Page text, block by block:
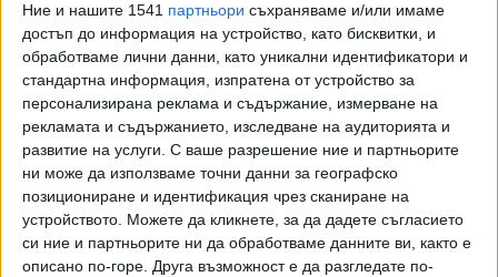
Ние и нашите 1541 партньори съхраняваме и/или имаме
достъп до информация на устройство, като бисквитки, и
обработваме лични данни, като уникални идентификатори и
стандартна информация, изпратена от устройство за
персонализирана реклама и съдържание, измерване на
рекламата и съдържанието, изследване на аудиторията и
развитие на услуги. С ваше разрешение ние и партньорите
ни може да използваме точни данни за географско
позициониране и идентификация чрез сканиране на
устройството. Можете да кликнете, за да дадете съгласието
си ние и партньорите ни да обработваме данните ви, както е
описано по-горе. Друга възможност е да разгледате по-
предизвикало негативни обществени реакции, като
посегателство над паметта за антифашизма, с която се
свързва името на ген. Владимир Заимов.